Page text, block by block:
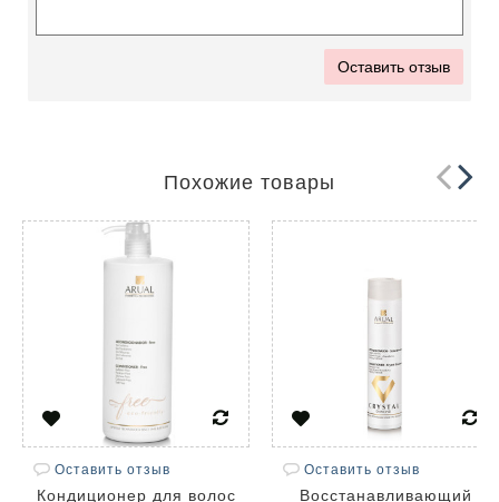
Оставить отзыв
Похожие товары
Оставить отзыв
Кондиционер для волос
Оставить отзыв
Восстанавливающий